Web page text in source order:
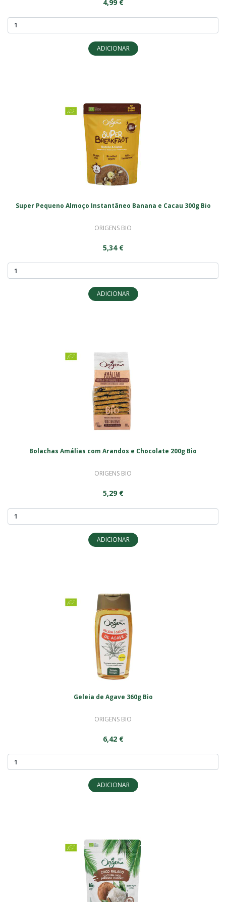
4,99 €
ADICIONAR
Super Pequeno Almoço Instantâneo Banana e Cacau 300g Bio
ORIGENS BIO
5,34 €
ADICIONAR
Bolachas Amálias com Arandos e Chocolate 200g Bio
ORIGENS BIO
5,29 €
ADICIONAR
Geleia de Agave 360g Bio
ORIGENS BIO
6,42 €
ADICIONAR